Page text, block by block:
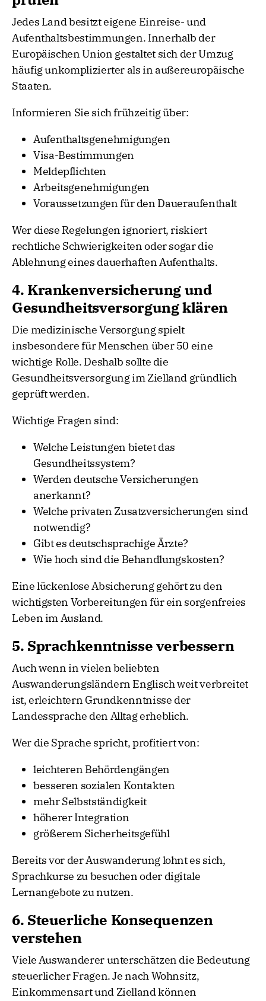
Jedes Land besitzt eigene Einreise- und
Aufenthaltsbestimmungen. Innerhalb der
Europäischen Union gestaltet sich der Umzug
häufig unkomplizierter als in außereuropäische
Staaten.
Informieren Sie sich frühzeitig über:
Aufenthaltsgenehmigungen
Visa-Bestimmungen
Meldepflichten
Arbeitsgenehmigungen
Voraussetzungen für den Daueraufenthalt
Wer diese Regelungen ignoriert, riskiert
rechtliche Schwierigkeiten oder sogar die
Ablehnung eines dauerhaften Aufenthalts.
4. Krankenversicherung und
Gesundheitsversorgung klären
Die medizinische Versorgung spielt
insbesondere für Menschen über 50 eine
wichtige Rolle. Deshalb sollte die
Gesundheitsversorgung im Zielland gründlich
geprüft werden.
Wichtige Fragen sind:
Welche Leistungen bietet das
Gesundheitssystem?
Werden deutsche Versicherungen
anerkannt?
Welche privaten Zusatzversicherungen sind
notwendig?
Gibt es deutschsprachige Ärzte?
Wie hoch sind die Behandlungskosten?
Eine lückenlose Absicherung gehört zu den
wichtigsten Vorbereitungen für ein sorgenfreies
Leben im Ausland.
5. Sprachkenntnisse verbessern
Auch wenn in vielen beliebten
Auswanderungsländern Englisch weit verbreitet
ist, erleichtern Grundkenntnisse der
Landessprache den Alltag erheblich.
Wer die Sprache spricht, profitiert von:
leichteren Behördengängen
besseren sozialen Kontakten
mehr Selbstständigkeit
höherer Integration
größerem Sicherheitsgefühl
Bereits vor der Auswanderung lohnt es sich,
Sprachkurse zu besuchen oder digitale
Lernangebote zu nutzen.
6. Steuerliche Konsequenzen
verstehen
Viele Auswanderer unterschätzen die Bedeutung
steuerlicher Fragen. Je nach Wohnsitz,
Einkommensart und Zielland können